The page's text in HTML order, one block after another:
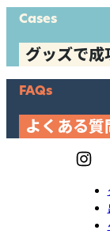
Cases
グッズで成
FAQs
よくある質